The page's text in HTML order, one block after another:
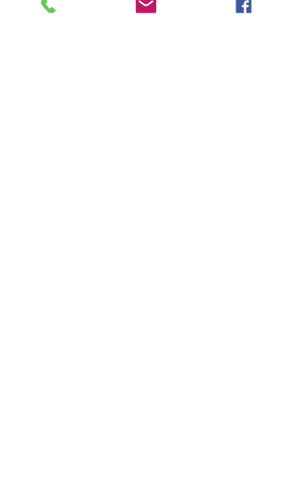
y Android, para que, denuncie cualquier